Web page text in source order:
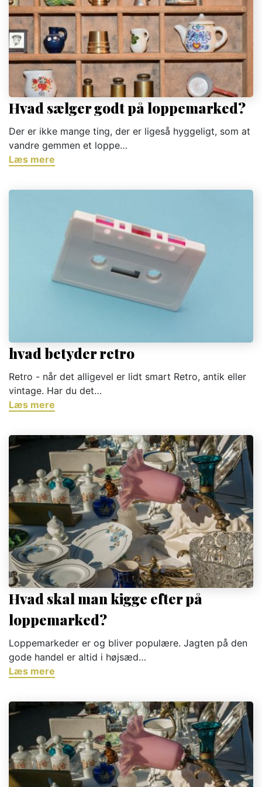
Hvad sælger godt på loppemarked?
Der er ikke mange ting, der er ligeså hyggeligt, som at
vandre gemmen et loppe…
Læs mere
hvad betyder retro
Retro - når det alligevel er lidt smart Retro, antik eller
vintage. Har du det…
Læs mere
Hvad skal man kigge efter på
loppemarked?
Loppemarkeder er og bliver populære. Jagten på den
gode handel er altid i højsæd…
Læs mere